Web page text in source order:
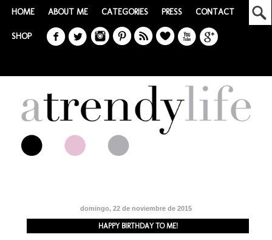
HOME ABOUT ME CATEGORIES PRESS CONTACT
SHOP
domingo, 22 de noviembre de 2015
HAPPY BIRTHDAY TO ME!